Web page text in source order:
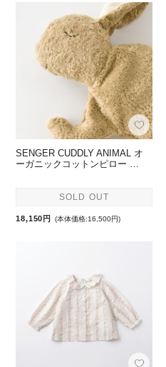
SENGER CUDDLY ANIMAL オ
ーガニックコットンピロー …
SOLD OUT
18,150円 (本体価格:16,500円)